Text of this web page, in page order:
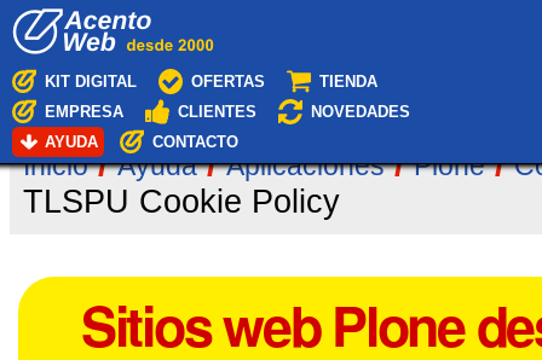
KIT DIGITAL OFERTAS
TIENDA
EMPRESA
CLIENTES
NOVEDADES
AYUDA
CONTACTO
Inicio /Ayuda /Aplicaciones /Plone /
TLSPU Cookie Policy
Sitios web Plone